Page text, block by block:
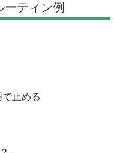
ティン例
止める